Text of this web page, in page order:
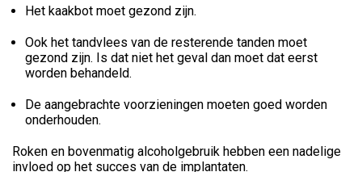
Het kaakbot moet gezond zijn.
Ook het tandvlees van de resterende tanden moet
gezond zijn. Is dat niet het geval dan moet dat eerst
worden behandeld.
De aangebrachte voorzieningen moeten goed worden
onderhouden.
Roken en bovenmatig alcoholgebruik hebben een nadelige
invloed op het succes van de implantaten.